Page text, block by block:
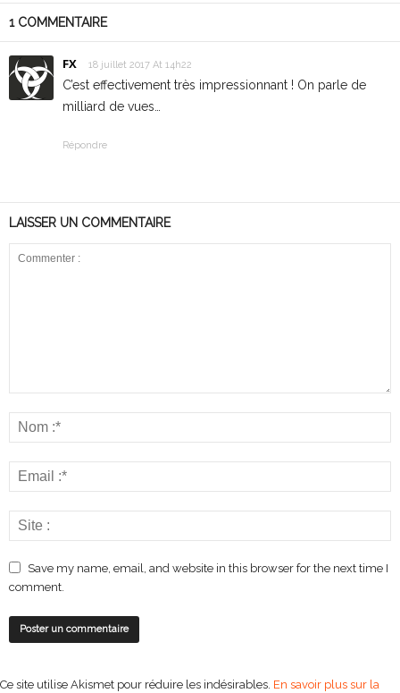
1 COMMENTAIRE
FX 18 juillet 2017 At 14h22
C’est effectivement très impressionnant ! On parle de
milliard de vues…
Répondre
LAISSER UN COMMENTAIRE
Save my name, email, and website in this browser for the next time I
comment.
Ce site utilise Akismet pour réduire les indésirables. En savoir plus sur la